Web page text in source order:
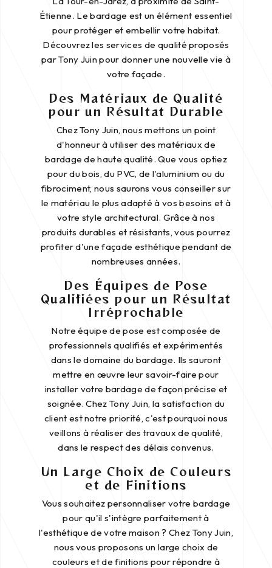
Étienne. Le bardage est un élément essentiel
pour protéger et embellir votre habitat.
Découvrez les services de qualité proposés
par Tony Juin pour donner une nouvelle vie à
votre façade.
Des Matériaux de Qualité
pour un Résultat Durable
Chez Tony Juin, nous mettons un point
d'honneur à utiliser des matériaux de
bardage de haute qualité. Que vous optiez
pour du bois, du PVC, de l'aluminium ou du
fibrociment, nous saurons vous conseiller sur
le matériau le plus adapté à vos besoins et à
votre style architectural. Grâce à nos
produits durables et résistants, vous pourrez
profiter d'une façade esthétique pendant de
nombreuses années.
Des Équipes de Pose
Qualifiées pour un Résultat
Irréprochable
Notre équipe de pose est composée de
professionnels qualifiés et expérimentés
dans le domaine du bardage. Ils sauront
mettre en œuvre leur savoir-faire pour
installer votre bardage de façon précise et
soignée. Chez Tony Juin, la satisfaction du
client est notre priorité, c'est pourquoi nous
veillons à réaliser des travaux de qualité,
dans le respect des délais convenus.
Un Large Choix de Couleurs
et de Finitions
Vous souhaitez personnaliser votre bardage
pour qu'il s'intègre parfaitement à
l'esthétique de votre maison ? Chez Tony Juin,
nous vous proposons un large choix de
couleurs et de finitions pour répondre à